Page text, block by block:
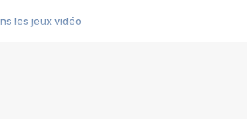
les jeux vidéo